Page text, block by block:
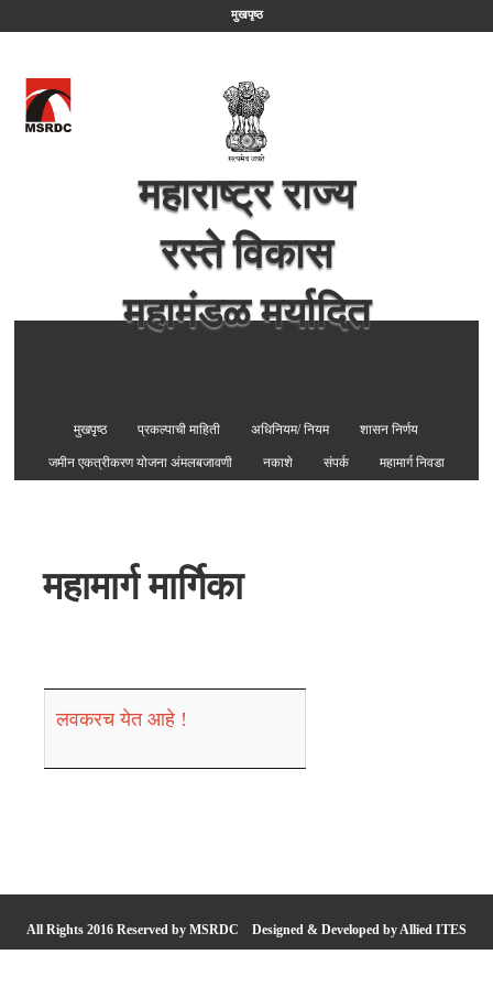
मुखपृष्ठ
महाराष्ट्र राज्य
रस्ते विकास
महामंडळ मर्यादित
मुखपृष्ठ प्रकल्पाची माहिती अधिनियम/ नियम शासन निर्णय
जमीन एकत्रीकरण योजना अंमलबजावणी नकाशे संपर्क महामार्ग निवडा
महामार्ग मार्गिका
लवकरच येत आहे !
All Rights 2016 Reserved by MSRDC Designed & Developed by Allied ITES